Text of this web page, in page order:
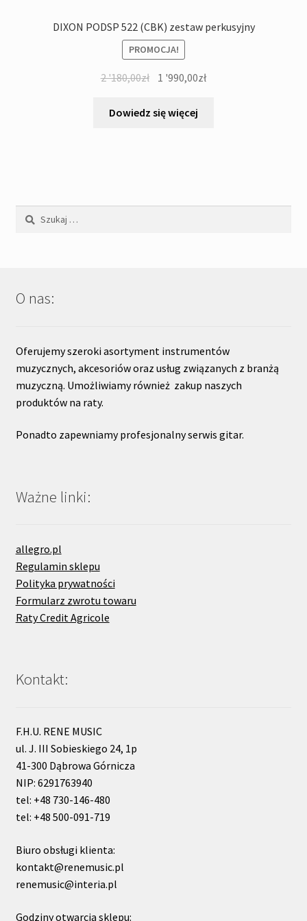
DIXON PODSP 522 (CBK) zestaw perkusyjny
PROMOCJA!
2 '180,00zł Pierwotna
wynosiła:
1 '990,00złAktualna
Dowiedz się więcej
Szukaj:
O nas:
Oferujemy szeroki asortyment instrumentów
muzycznych, akcesoriów oraz usług związanych z branżą
muzyczną. Umożliwiamy również zakup naszych
produktów na raty.
Ponadto zapewniamy profesjonalny serwis gitar.
Ważne linki:
allegro.pl
Regulamin sklepu
Polityka prywatności
Formularz zwrotu towaru
Raty Credit Agricole
Kontakt:
F.H.U. RENE MUSIC
ul. J. III Sobieskiego 24, 1p
41-300 Dąbrowa Górnicza
NIP: 6291763940
tel: +48 730-146-480
tel: +48 500-091-719
Biuro obsługi klienta:
kontakt@renemusic.pl
renemusic@interia.pl
Godziny otwarcia sklepu: